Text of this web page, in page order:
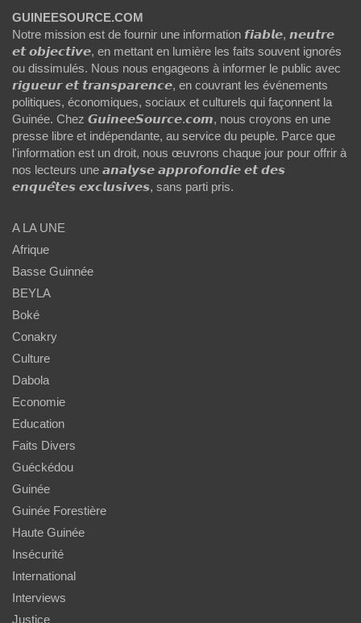
GUINEESOURCE.COM
Notre mission est de fournir une information 𝙛𝙞𝙖𝙗𝙡𝙚, 𝙣𝙚𝙪𝙩𝙧𝙚
𝙚𝙩 𝙤𝙗𝙟𝙚𝙘𝙩𝙞𝙫𝙚, en mettant en lumière les faits souvent ignorés
ou dissimulés. Nous nous engageons à informer le public avec
𝙧𝙞𝙜𝙪𝙚𝙪𝙧 𝙚𝙩 𝙩𝙧𝙖𝙣𝙨𝙥𝙖𝙧𝙚𝙣𝙘𝙚, en couvrant les événements
politiques, économiques, sociaux et culturels qui façonnent la
Guinée. Chez 𝙂𝙪𝙞𝙣𝙚𝙚𝙎𝙤𝙪𝙧𝙘𝙚.𝙘𝙤𝙢, nous croyons en une
presse libre et indépendante, au service du peuple. Parce que
l'information est un droit, nous œuvrons chaque jour pour offrir à
nos lecteurs une 𝙖𝙣𝙖𝙡𝙮𝙨𝙚 𝙖𝙥𝙥𝙧𝙤𝙛𝙤𝙣𝙙𝙞𝙚 𝙚𝙩 𝙙𝙚𝙨
𝙚𝙣𝙦𝙪𝙚̂𝙩𝙚𝙨 𝙚𝙭𝙘𝙡𝙪𝙨𝙞𝙫𝙚𝙨, sans parti pris.
A LA UNE
Afrique
Basse Guinnée
BEYLA
Boké
Conakry
Culture
Dabola
Economie
Education
Faits Divers
Guéckédou
Guinée
Guinée Forestière
Haute Guinée
Insécurité
International
Interviews
Justice